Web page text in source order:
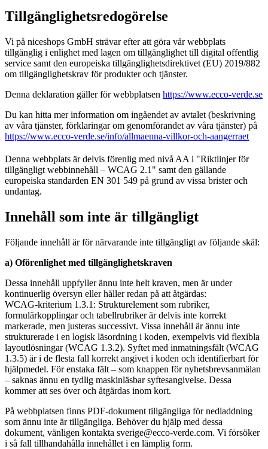
Tillgänglighetsredogörelse
Vi på niceshops GmbH strävar efter att göra vår webbplats
tillgänglig i enlighet med lagen om tillgänglighet till digital offentlig
service samt den europeiska tillgänglighetsdirektivet (EU) 2019/882
om tillgänglighetskrav för produkter och tjänster.
Denna deklaration gäller för webbplatsen https://www.ecco-verde.se
Du kan hitta mer information om ingåendet av avtalet (beskrivning
av våra tjänster, förklaringar om genomförandet av våra tjänster) på
https://www.ecco-verde.se/info/allmaenna-villkor-och-aangerraet
Denna webbplats är delvis förenlig med nivå AA i "Riktlinjer för
tillgängligt webbinnehåll – WCAG 2.1" samt den gällande
europeiska standarden EN 301 549 på grund av vissa brister och
undantag.
Innehåll som inte är tillgängligt
Följande innehåll är för närvarande inte tillgängligt av följande skäl:
a) Oförenlighet med tillgänglighetskraven
Dessa innehåll uppfyller ännu inte helt kraven, men är under
kontinuerlig översyn eller håller redan på att åtgärdas:
WCAG-kriterium 1.3.1: Strukturelement som rubriker,
formulärkopplingar och tabellrubriker är delvis inte korrekt
markerade, men justeras successivt. Vissa innehåll är ännu inte
strukturerade i en logisk läsordning i koden, exempelvis vid flexibla
layoutlösningar (WCAG 1.3.2). Syftet med inmatningsfält (WCAG
1.3.5) är i de flesta fall korrekt angivet i koden och identifierbart för
hjälpmedel. För enstaka fält – som knappen för nyhetsbrevsanmälan
– saknas ännu en tydlig maskinläsbar syftesangivelse. Dessa
kommer att ses över och åtgärdas inom kort.
På webbplatsen finns PDF-dokument tillgängliga för nedladdning
som ännu inte är tillgängliga. Behöver du hjälp med dessa
dokument, vänligen kontakta sverige@ecco-verde.com. Vi försöker
i så fall tillhandahålla innehållet i en lämplig form.